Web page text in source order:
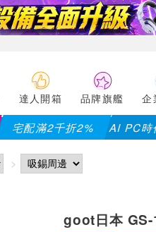
達人開箱 品牌旗艦 企
宅配滿2千折2% AI PC時
goot日本